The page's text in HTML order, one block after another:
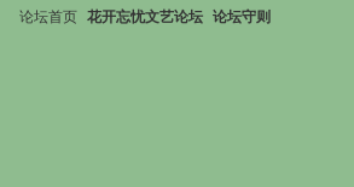
论坛首页 花开忘忧文艺论坛 论坛守则